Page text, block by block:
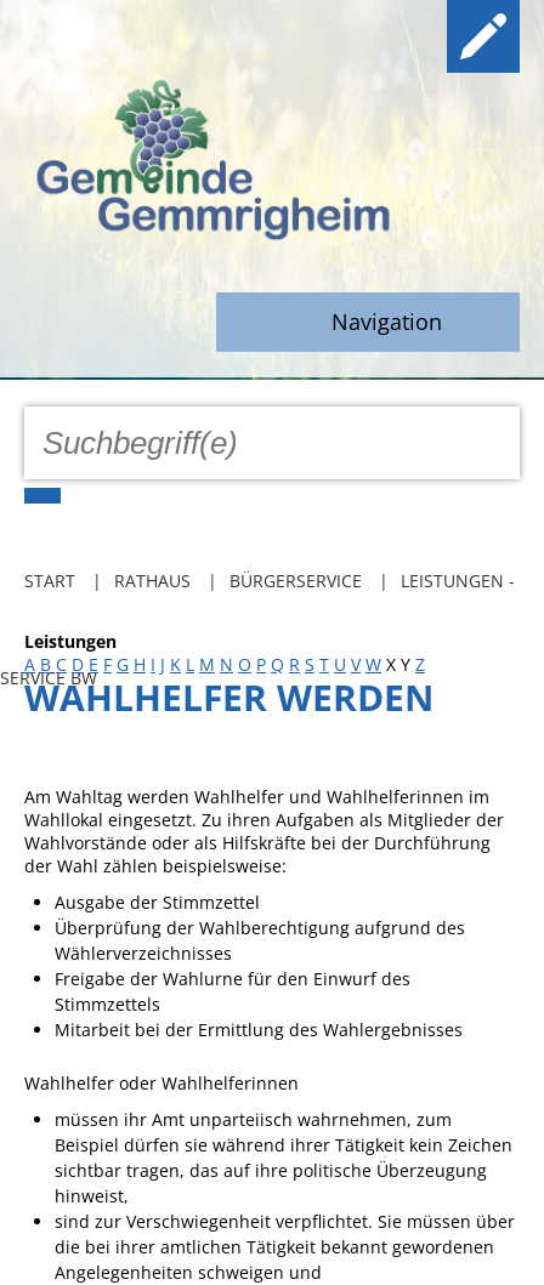
Navigation
GEMEINDE
Freibadkarten
Social Media
Parkraumkonzept
Einrichtungen
Kindertageseinrichtungen
Schulkindbetreuung
Grundschule
Gemeindebücherei
Jugendhaus
Sportstätten
Veranstaltungsgebäude
Freiwillige Feuerwehr
Bauhof
START RATHAUS BÜRGERSERVICE LEISTUNGEN -
SERVICE BW
Leistungen
A B C D E F G H I J K L M N O P Q R S T U V W X Y Z
WAHLHELFER WERDEN
Am Wahltag werden Wahlhelfer und Wahlhelferinnen im
Wahllokal eingesetzt. Zu ihren Aufgaben als Mitglieder der
Wahlvorstände oder als Hilfskräfte bei der Durchführung
der Wahl zählen beispielsweise:
Ausgabe der Stimmzettel
Überprüfung der Wahlberechtigung aufgrund des
Wählerverzeichnisses
Freigabe der Wahlurne für den Einwurf des
Stimmzettels
Mitarbeit bei der Ermittlung des Wahlergebnisses
Wahlhelfer oder Wahlhelferinnen
müssen ihr Amt unparteiisch wahrnehmen,zum
Beispiel dürfen sie während ihrer Tätigkeit kein Zeichen
sichtbar tragen, das auf ihre politische Überzeugung
hinweist,
sind zur Verschwiegenheit verpflichtet. Sie müssen über
die bei ihrer amtlichen Tätigkeit bekannt gewordenen
Angelegenheiten schweigen und